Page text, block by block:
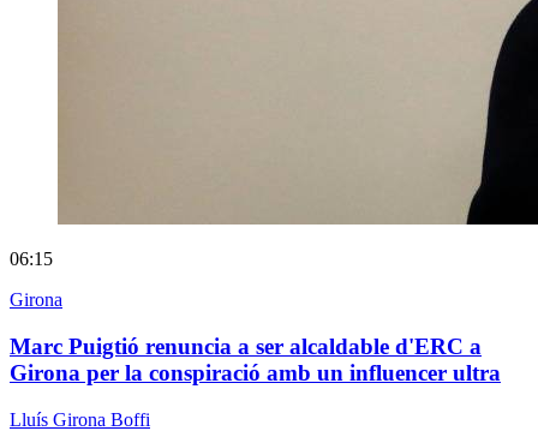
06:15
Girona
Marc Puigtió renuncia a ser alcaldable d'ERC a
Girona per la conspiració amb un influencer ultra
Lluís Girona Boffi